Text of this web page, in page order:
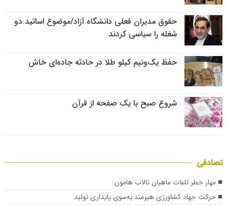
حقوق مدیران فعلی دانشگاه آزاد/موضوع اساتید دو
شغله را سیاسی کردند
حفظ یک‌ونیم کیلو طلا در حادثه جاده‌ای خاش
شروع صبح با یک صفحه از قرآن
تصادفی
مهار خطر تلفات ماهیان تالاب‌ هامون
حرکت جهاد کشاورزی هیرمند به‌سوی پایداری تولید